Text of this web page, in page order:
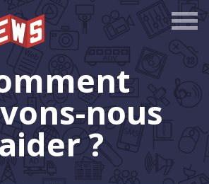
nous
?